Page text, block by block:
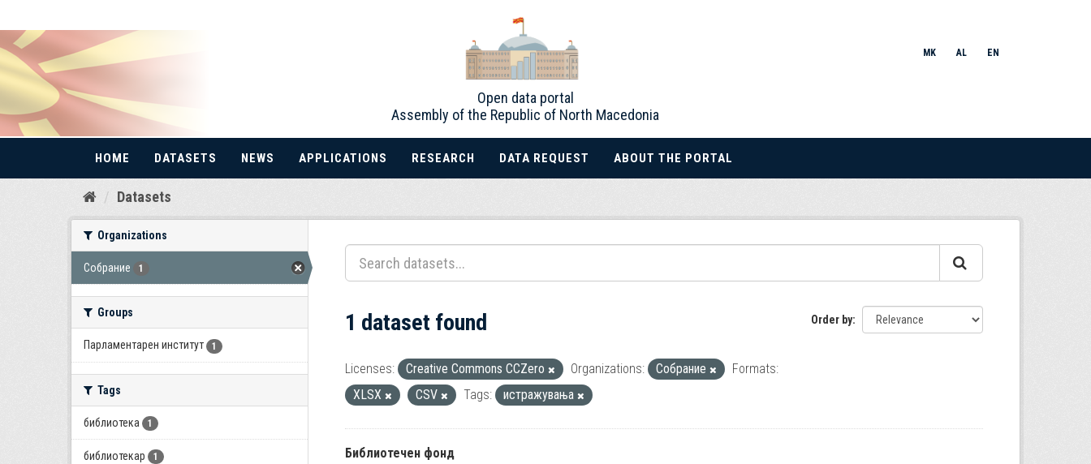
Skip
Open data portal
Assembly of the Republic of North Macedonia
MK AL EN
HOME DATASETS NEWS APPLICATIONS RESEARCH DATA REQUEST ABOUT THE PORTAL
Datasets
Organizations
Собрание 1
Groups
Парламентарен институт 1
Tags
библиотека 1
библиотекар 1
Order by
1 dataset found
Licenses: Creative Commons CCZero Organizations: Собрание
Formats:
XLSX
CSV Tags: истражувања
Библиотечен фонд